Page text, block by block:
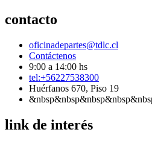
contacto
oficinadepartes@tdlc.cl
Contáctenos
9:00 a 14:00 hs
tel:+56227538300
Huérfanos 670, Piso 19
link de interés